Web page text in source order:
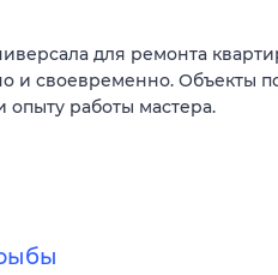
для ремонта
и своевременно. Объекты
опыту работы мастера.